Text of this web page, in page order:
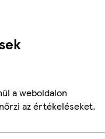
a weboldalon
az értékeléseket.